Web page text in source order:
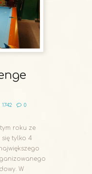
1742
0
roku ze
tylko 4
W